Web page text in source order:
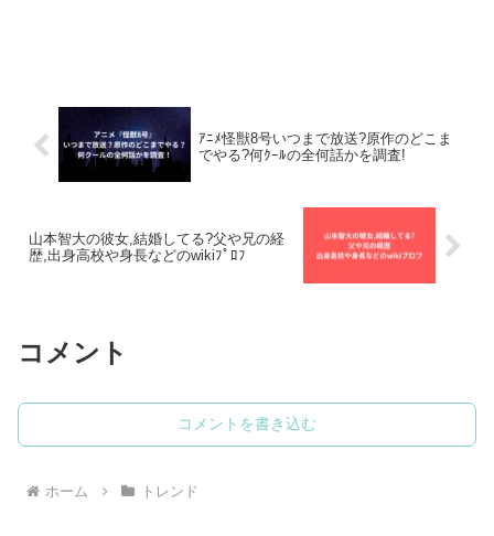
ｱﾆﾒ怪獣8号いつまで放送?原作のどこま
でやる?何ｸｰﾙの全何話かを調査!
山本智大の彼女,結婚してる?父や兄の経
歴,出身高校や身長などのwikiﾌﾟﾛﾌ
コメント
コメントを書き込む
ホーム トレンド